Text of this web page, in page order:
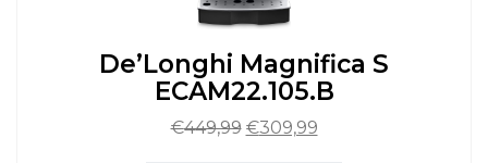
De’Longhi Magnifica S
ECAM22.105.B
€449,99 Oorspronkelijke
€309,99Huidige